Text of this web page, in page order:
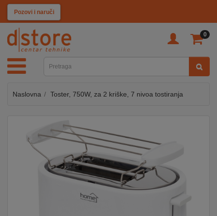
Pozovi i naruči
0
KATEGORIJE
TV
SAT
MOBILNI
AUDIO
Naslovna Toster, 750W, za 2 kriške, 7 nivoa tostiranja